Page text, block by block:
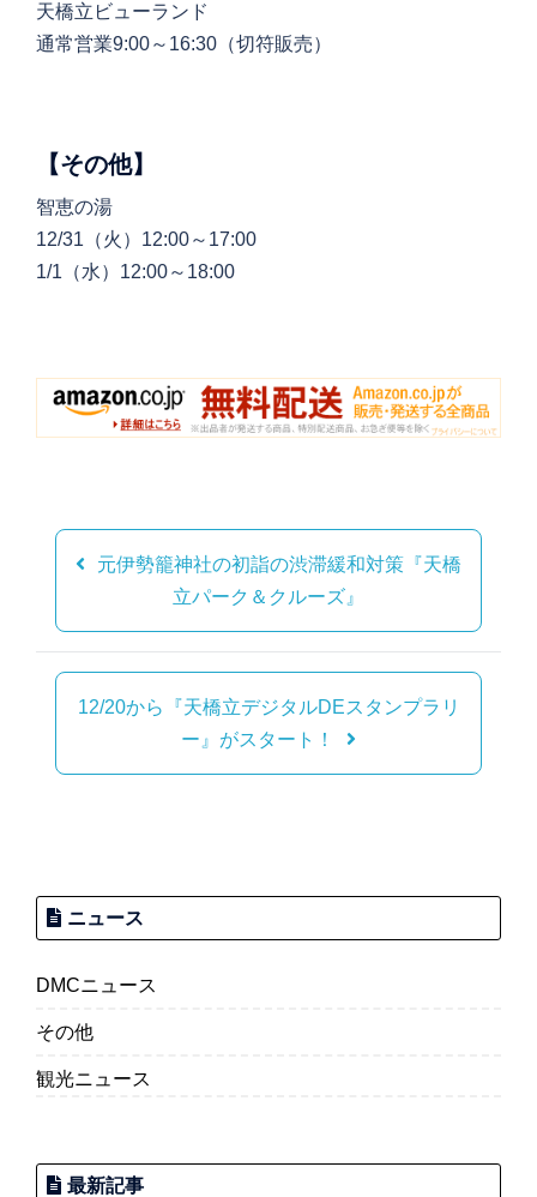
天橋立ビューランド
通常営業9:00～16:30（切符販売）
【その他】
智恵の湯
12/31（火）12:00～17:00
1/1（水）12:00～18:00
投
ビ
ゲ
ョ
元伊勢籠神社の初詣の渋滞緩和対策『天橋
立パーク＆クルーズ』
12/20から『天橋立デジタルDEスタンプラリ
ー』がスタート！
ニュース
DMCニュース
その他
観光ニュース
最新記事